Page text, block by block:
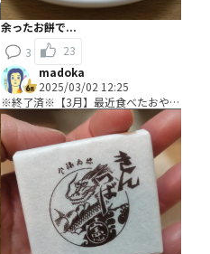
余ったお餅で...
3
23
madoka
2025/03/02 12:25
※終了済※【3月】最近食べたおやつ
教えて！